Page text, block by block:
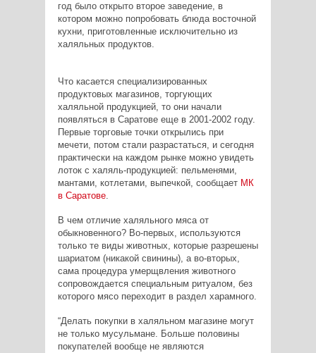
год было открыто второе заведение, в
котором можно попробовать блюда восточной
кухни, приготовленные исключительно из
халяльных продуктов.
Что касается специализированных
продуктовых магазинов, торгующих
халяльной продукцией, то они начали
появляться в Саратове еще в 2001-2002 году.
Первые торговые точки открылись при
мечети, потом стали разрастаться, и сегодня
практически на каждом рынке можно увидеть
лоток с халяль-продукцией: пельменями,
мантами, котлетами, выпечкой, сообщает МК
в Саратове.
В чем отличие халяльного мяса от
обыкновенного? Во-первых, используются
только те виды животных, которые разрешены
шариатом (никакой свинины), а во-вторых,
сама процедура умерщвления животного
сопровождается специальным ритуалом, без
которого мясо переходит в раздел харамного.
“Делать покупки в халяльном магазине могут
не только мусульмане. Больше половины
покупателей вообще не являются